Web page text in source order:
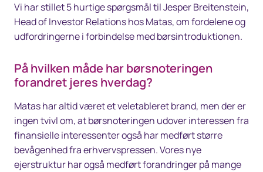
Vi har stillet 5 hurtige spørgsmål til Jesper Breitenstein,
Head of Investor Relations hos Matas, om fordelene og
udfordringerne i forbindelse med børsintroduktionen.
På hvilken måde har børsnoteringen
forandret jeres hverdag?
Matas har altid været et veletableret brand, men der er
ingen tvivl om, at børsnoteringen udover interessen fra
finansielle interessenter også har medført større
bevågenhed fra erhvervspressen. Vores nye
ejerstruktur har også medført forandringer på mange